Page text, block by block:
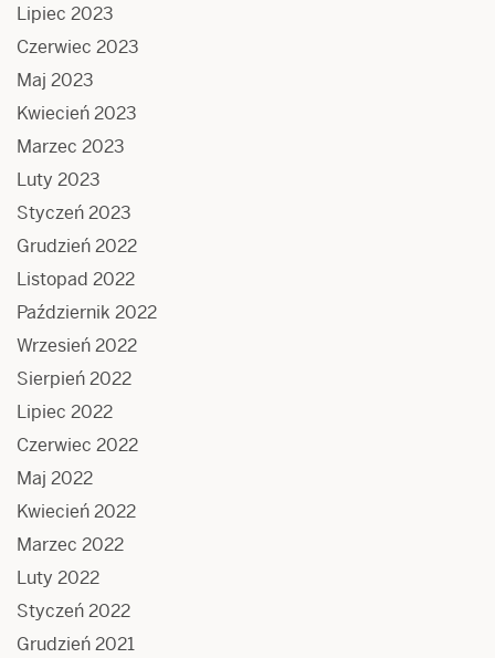
Lipiec 2023
Czerwiec 2023
Maj 2023
Kwiecień 2023
Marzec 2023
Luty 2023
Styczeń 2023
Grudzień 2022
Listopad 2022
Październik 2022
Wrzesień 2022
Sierpień 2022
Lipiec 2022
Czerwiec 2022
Maj 2022
Kwiecień 2022
Marzec 2022
Luty 2022
Styczeń 2022
Grudzień 2021